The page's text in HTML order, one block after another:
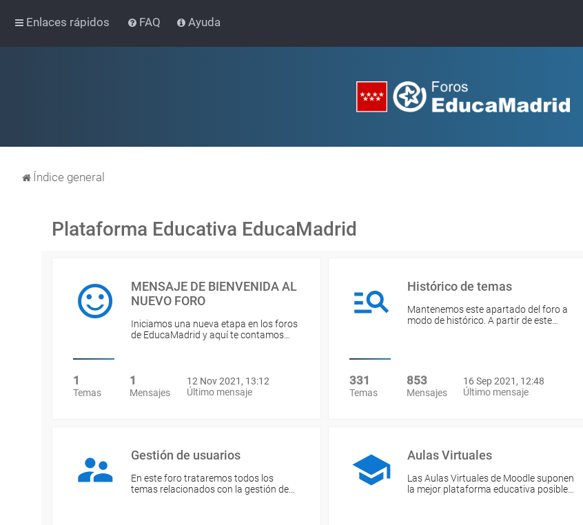
Enlaces rápidos FAQ Ayuda
Índice general
Plataforma Educativa EducaMadrid
MENSAJE DE BIENVENIDA AL
NUEVO FORO
Iniciamos una nueva etapa en los foros
de EducaMadrid y aquí te contamos…
1
Temas
1
Mensajes
12 Nov 2021, 13:12
Último mensaje
Histórico de temas
Mantenemos este apartado del foro a
modo de histórico. A partir de este…
331
Temas
853
Mensajes
16 Sep 2021, 12:48
Último mensaje
Gestión de usuarios
En este foro trataremos todos los
temas relacionados con la gestión de…
Aulas Virtuales
Las Aulas Virtuales de Moodle suponen
la mejor plataforma educativa posible…